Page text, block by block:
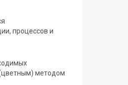
процессов и
методом